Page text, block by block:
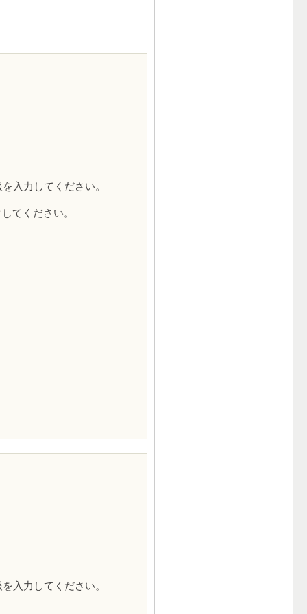
入力してください。
てください。
入力してください。